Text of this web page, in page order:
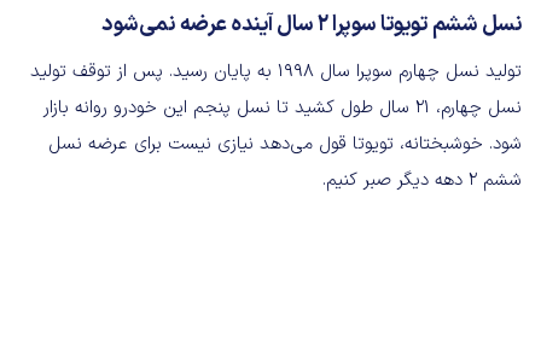
نسل ششم تویوتا سوپرا ۲ سال آینده عرضه نمی‌شود
تولید نسل چهارم سوپرا سال ۱۹۹۸ به پایان رسید. پس از توقف تولید
نسل چهارم، ۲۱ سال طول کشید تا نسل پنجم این خودرو روانه بازار
شود. خوشبختانه، تویوتا قول می‌دهد نیازی نیست برای عرضه نسل
ششم ۲ دهه دیگر صبر کنیم.